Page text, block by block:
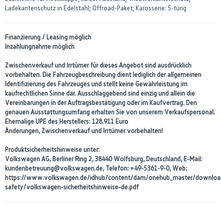
Ladekantenschutz in Edelstahl; Offroad-Paket; Karosserie: 5-türig
Finanzierung / Leasing möglich
Inzahlungnahme möglich
Zwischenverkauf und Irrtümer für dieses Angebot sind ausdrücklich
vorbehalten. Die Fahrzeugbeschreibung dient lediglich der allgemeinen
Identifizierung des Fahrzeuges und stellt keine Gewährleistung im
kaufrechtlichen Sinne dar. Ausschlaggebend sind einzig und allein die
Vereinbarungen in der Auftragsbestätigung oder im Kaufvertrag. Den
genauen Ausstattungsumfang erhalten Sie von unserem Verkaufspersonal.
Ehemalige UPE des Herstellers: 128.911 Euro
Änderungen, Zwischenverkauf und Irrtümer vorbehalten!
Produktsicherheitshinweise unter:
Volkswagen AG, Berliner Ring 2, 38440 Wolfsburg, Deutschland, E-Mail:
kundenbetreuung@volkswagen.de, Telefon: +49-5361-9-0, Web:
https://www.volkswagen.de/idhub/content/dam/onehub_master/
safety/volkswagen-sicherheitshinweise-de.pdf